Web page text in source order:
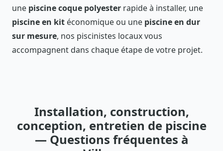
une piscine coque polyester rapide à installer, une
piscine en kit économique ou une piscine en dur
sur mesure, nos piscinistes locaux vous
accompagnent dans chaque étape de votre projet.
Installation, construction,
conception, entretien de piscine
— Questions fréquentes à